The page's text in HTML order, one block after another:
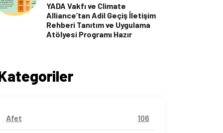
YADA Vakfı ve Climate
Alliance’tan Adil Geçiş İletişim
Rehberi Tanıtım ve Uygulama
Atölyesi Programı Hazır
Afet 106